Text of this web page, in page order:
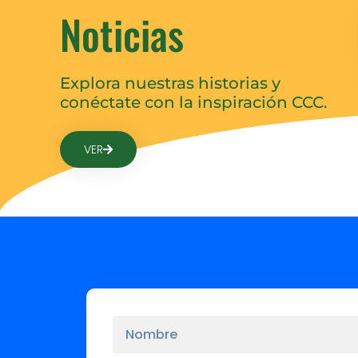
Noticias
Explora nuestras historias y
conéctate con la inspiración CCC.
VER